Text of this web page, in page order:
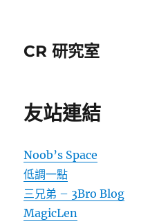
CR 研究室
友站連結
Noob’s Space
低調一點
三兄弟 – 3Bro Blog
MagicLen